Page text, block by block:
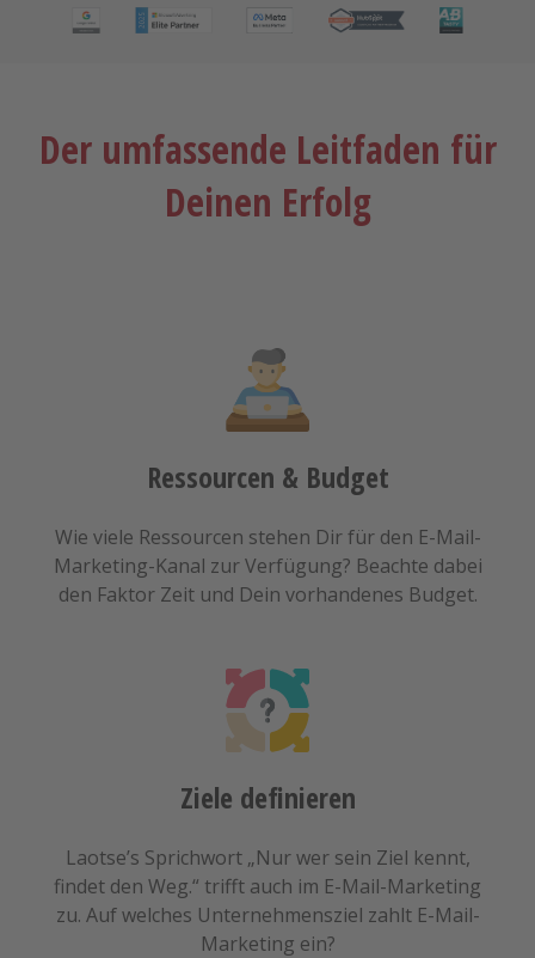
Der umfassende Leitfaden für
Deinen Erfolg
Ressourcen & Budget
Wie viele Ressourcen stehen Dir für den E-Mail-
Marketing-Kanal zur Verfügung? Beachte dabei
den Faktor Zeit und Dein vorhandenes Budget.
Ziele definieren
Laotse’s Sprichwort „Nur wer sein Ziel kennt,
findet den Weg.“ trifft auch im E-Mail-Marketing
zu. Auf welches Unternehmensziel zahlt E-Mail-
Marketing ein?